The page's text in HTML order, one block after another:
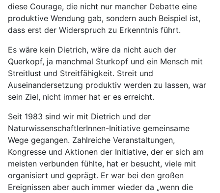
diese Courage, die nicht nur mancher Debatte eine
produktive Wendung gab, sondern auch Beispiel ist,
dass erst der Widerspruch zu Erkenntnis führt.
Es wäre kein Dietrich, wäre da nicht auch der
Querkopf, ja manchmal Sturkopf und ein Mensch mit
Streitlust und Streitfähigkeit. Streit und
Auseinandersetzung produktiv werden zu lassen, war
sein Ziel, nicht immer hat er es erreicht.
Seit 1983 sind wir mit Dietrich und der
NaturwissenschaftlerInnen-Initiative gemeinsame
Wege gegangen. Zahlreiche Veranstaltungen,
Kongresse und Aktionen der Initiative, der er sich am
meisten verbunden fühlte, hat er besucht, viele mit
organisiert und geprägt. Er war bei den großen
Ereignissen aber auch immer wieder da „wenn die